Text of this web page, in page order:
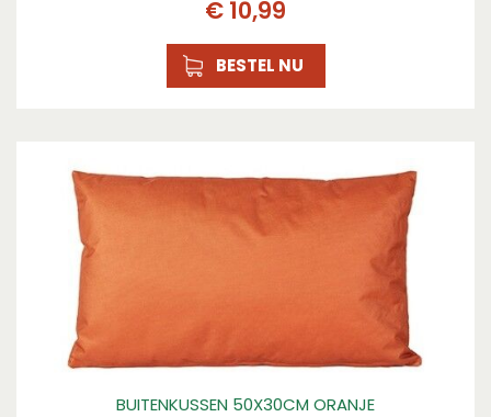
€ 10,99
BESTEL NU
BUITENKUSSEN 50X30CM ORANJE